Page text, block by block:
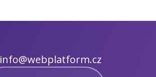
info@webplatform.cz